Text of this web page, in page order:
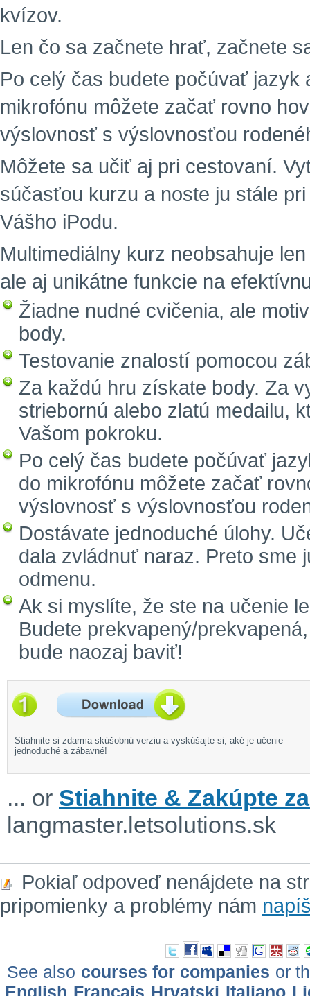
kvízov.
Len čo sa začnete hrať, začnete
Po celý čas budete počúvať
mikrofónu môžete začať rovno
výslovnosť s výslovnosťou
Môžete sa učiť aj pri cestovaní.
súčasťou kurzu a noste ju stále
Vášho iPodu.
Multimediálny kurz neobsahuje
ale aj unikátne funkcie na
Žiadne nudné cvičenia, ale
body.
Testovanie znalostí pomocou
Za každú hru získate body. Za
striebornú alebo zlatú medailu,
Vašom pokroku.
Po celý čas budete počúvať
do mikrofónu môžete začať
výslovnosť s výslovnosťou
Dostávate jednoduché úlohy.
dala zvládnuť naraz. Preto sme
odmenu.
Ak si myslíte, že ste na učenie
Budete prekvapený/
bude naozaj baviť!
Stiahnite si zdarma skúšobnú verziu a vyskúšajte si, aké je učenie
jednoduché a zábavné!
... or Stiahnite & Zakúpte
langmaster.letsolutions.sk
Pokiaľ odpoveď nenájdete na
pripomienky a problémy nám
See also courses for companies or
English Français Hrvatski Italiano